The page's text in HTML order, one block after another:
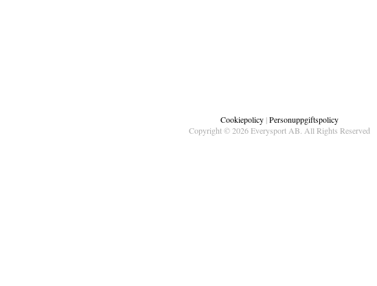
Cookiepolicy |Personuppgiftspolicy
Copyright © 2026 Everysport AB. All Rights Reserved